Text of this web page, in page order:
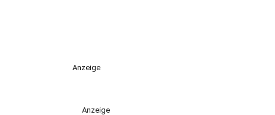
Anzeige
Anzeige